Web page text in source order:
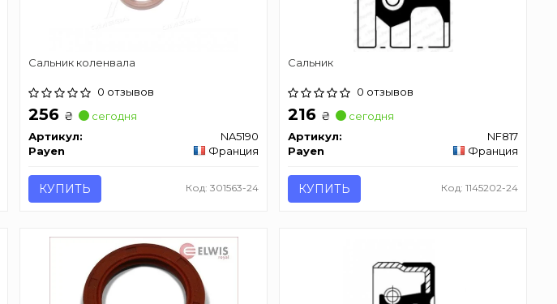
Сальник коленвала
0 отзывов
256 ₴
сегодня
Артикул:
NA5190
Payen
Франция
КУПИТЬ Код: 301563-24
Сальник
0 отзывов
216 ₴
сегодня
Артикул:
NF817
Payen
Франция
КУПИТЬ Код: 1145202-24